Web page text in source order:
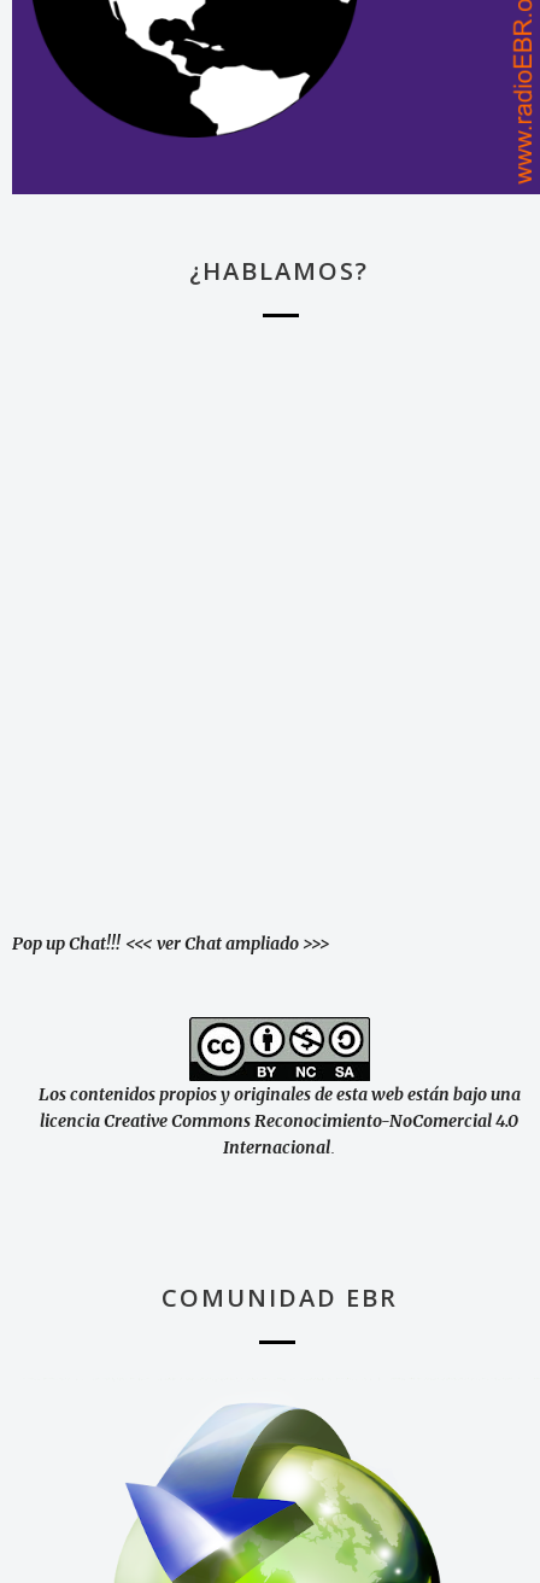
¿HABLAMOS?
Pop up Chat!!! <<< ver Chat ampliado >>>
Los contenidos propios y originales de esta web están bajo una
licencia Creative Commons Reconocimiento-NoComercial 4.0
Internacional
COMUNIDAD EBR